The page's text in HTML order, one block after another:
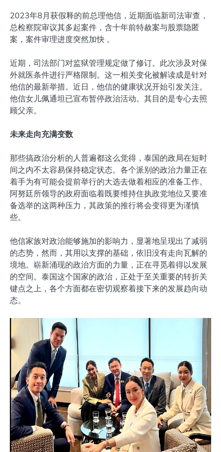
2023年8月获假释的前总理他信，近期面临新司法审查，
总检察院审议其多起案件，含十年前特赦案与股票隐匿
案，案件审理进度突然加快 。
近期，司法部门对监狱管理规定做了修订。此次涉及对保
外就医条件进行严格限制。这一相关变化被解读成是针对
他信的最新举措。近日，他信的健康状况开始引发关注。
他信女儿佩通坦已宣布暂停政治活动。其目的是专心去照
顾父亲。
未来走向充满变数
那些搞政治分析的人普遍都这么觉得，泰国的政局在短时
间之内不太容易保持稳定状态。各个派别的政治力量正在
着手为有可能会提前举行的大选去做着相应的准备工作。
阿努廷所领导的政府面临着既要维持住执政党地位又要准
备选举的这两种压力，其政策的推行将会变得更为谨慎
些。
他信家族对政治能够施加的影响力，显著地呈现出了减弱
的态势，然而，其用以支撑的基础，依旧没有走向瓦解的
境地。崭新涌现的政治方面的力量，正在寻觅着得以发展
的空间。泰国这个国家的政治，正处于至关重要的转折关
键点之上，各个方面都在密切观察着接下来的发展趋向动
态。